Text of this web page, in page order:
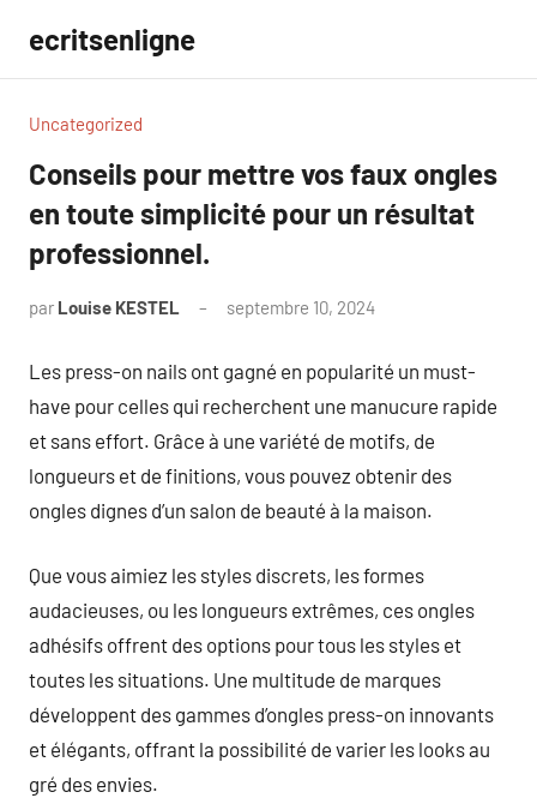
contenu
ecritsenligne
Uncategorized
Conseils pour mettre vos faux ongles
en toute simplicité pour un résultat
professionnel.
par Louise KESTEL septembre 10, 2024
Les press-on nails ont gagné en popularité un must-
have pour celles qui recherchent une manucure rapide
et sans effort. Grâce à une variété de motifs, de
longueurs et de finitions, vous pouvez obtenir des
ongles dignes d’un salon de beauté à la maison.
Que vous aimiez les styles discrets, les formes
audacieuses, ou les longueurs extrêmes, ces ongles
adhésifs offrent des options pour tous les styles et
toutes les situations. Une multitude de marques
développent des gammes d’ongles press-on innovants
et élégants, offrant la possibilité de varier les looks au
gré des envies.